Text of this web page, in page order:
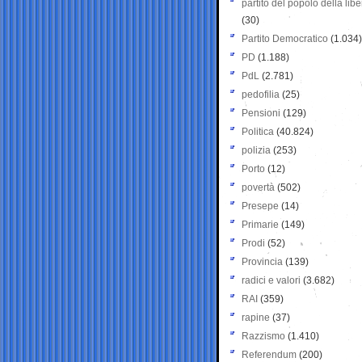
partito del popolo della
(30)
Partito Democratico (1.034)
PD (1.188)
PdL (2.781)
pedofilia (25)
Pensioni (129)
Politica (40.824)
polizia (253)
Porto (12)
povertà (502)
Presepe (14)
Primarie (149)
Prodi (52)
Provincia (139)
radici e valori (3.682)
RAI (359)
rapine (37)
Razzismo (1.410)
Referendum (200)